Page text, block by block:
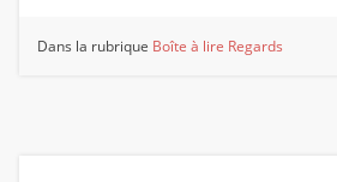
Dans la rubrique Boîte à lire Regards